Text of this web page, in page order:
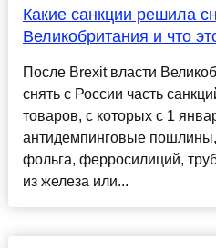
Какие санкции решила
Великобритания и что
После Brexit власти
снять с России часть
товаров, с которых с 1
антидемпинговые
фольга, ферросилиций,
из железа или...